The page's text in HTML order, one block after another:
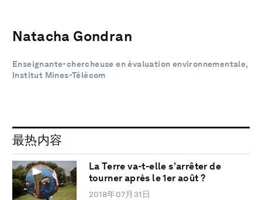
Natacha Gondran
Enseignante-chercheuse en évaluation environnementale,
Institut Mines-Télécom
最热内容
La Terre va-t-elle s’arrêter de
tourner après le 1er août ?
2018年07月31日